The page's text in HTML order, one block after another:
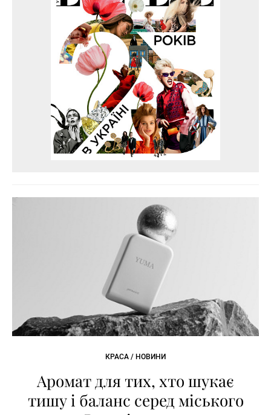
КРАСА / НОВИНИ
Аромат для тих, хто шукає
тишу і баланс серед міського